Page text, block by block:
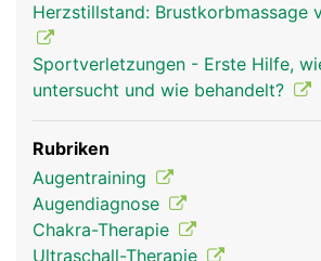
Herzstillstand: Brustkorbmassage
Sportverletzungen - Erste Hilfe,
untersucht und wie behandelt?
Rubriken
Augentraining
Augendiagnose
Chakra-Therapie
Ultraschall-Therapie